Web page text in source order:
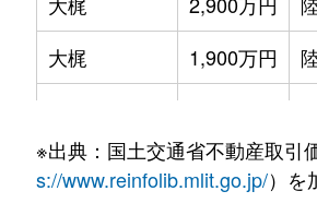
大梶
1,900万円
小田原
2,600万円
※出典：国土交通省不動産取引
s://www.reinfolib.mlit.go.jp/）を